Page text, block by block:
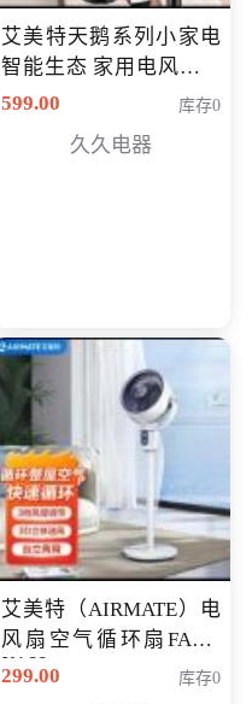
艾美特天鹅系列小家电
智能生态 家用电风扇直
流变频节能轻音空气循
鹅，白天鹅智能)
599.00 库存0
久久电器
艾美特（AIRMATE）电
风扇空气循环扇FA18-
X168
299.00 库存0